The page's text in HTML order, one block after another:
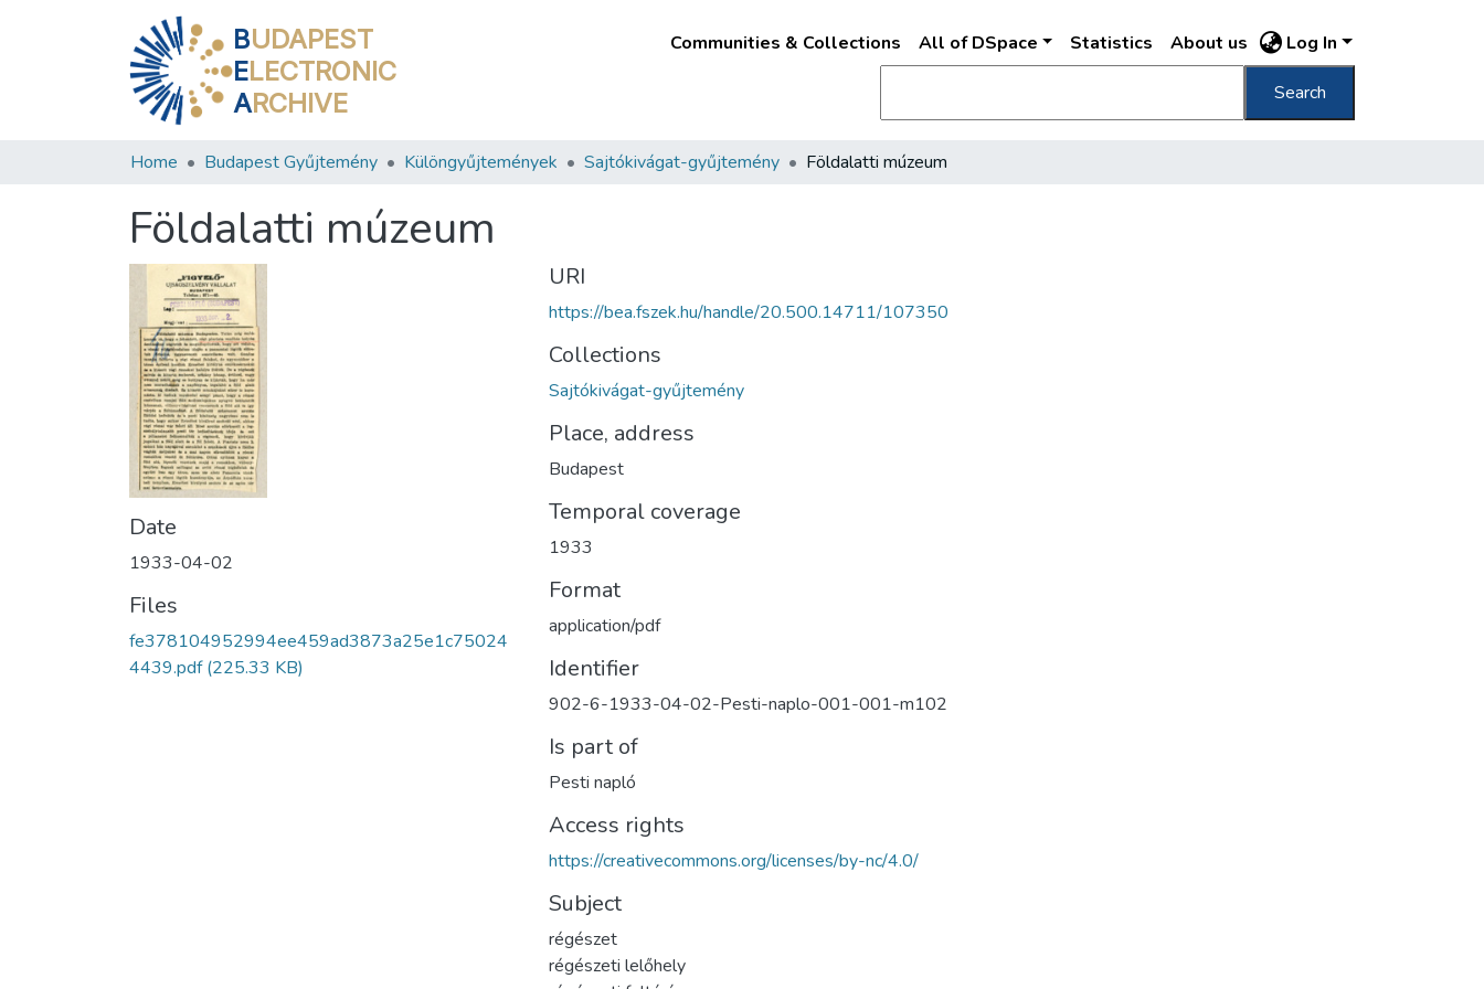
BUDAPEST
ELECTRONIC
ARCHIVE
Communities & Collections All of DSpace Statistics About us Log In
Search
Home Budapest Gyűjtemény Különgyűjtemények Sajtókivágat-gyűjtemény Földalatti múzeum
Földalatti múzeum
Date
1933-04-02
Files
fe378104952994ee459ad3873a25e1c75024
4439.pdf(225.33 KB)
URI
https://bea.fszek.hu/handle/20.500.14711/107350
Collections
Sajtókivágat-gyűjtemény
Place, address
Budapest
Temporal coverage
1933
Format
application/pdf
Identifier
902-6-1933-04-02-Pesti-naplo-001-001-m102
Is part of
Pesti napló
Access rights
https://creativecommons.org/licenses/by-nc/4.0/
Subject
régészet
régészeti lelőhely